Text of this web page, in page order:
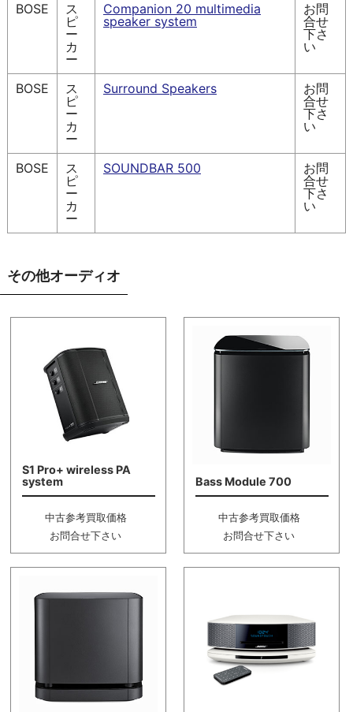
BOSE
ス
ピ
ー
カ
ー
Companion 20 multimedia
speaker system
お問
合せ
下さ
い
BOSE
ス
ピ
ー
カ
ー
Surround Speakers
お問
合せ
下さ
い
BOSE
ス
ピ
ー
カ
ー
SOUNDBAR 500
お問
合せ
下さ
い
その他オーディオ
S1 Pro+ wireless PA
system
中古参考買取価格
お問合せ下さい
Bass Module 700
中古参考買取価格
お問合せ下さい